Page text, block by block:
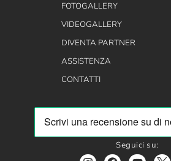
FOTOGALLERY
VIDEOGALLERY
DIVENTA PARTNER
ASSISTENZA
CONTATTI
Seguici su: